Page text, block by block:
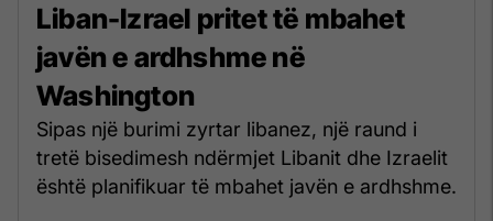
Liban-Izrael pritet të mbahet
javën e ardhshme në
Washington
Sipas një burimi zyrtar libanez, një raund i
tretë bisedimesh ndërmjet Libanit dhe Izraelit
është planifikuar të mbahet javën e ardhshme.